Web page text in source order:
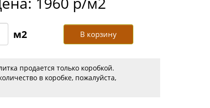
В корзину
продается только коробкой.
в коробке, пожалуйста,